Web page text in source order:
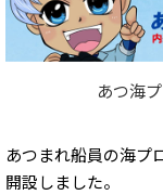
あつ海
あつまれ船員の海プ
開設しました。